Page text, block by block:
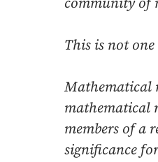
This is not
Mathematical
mathematical
members of a
significance